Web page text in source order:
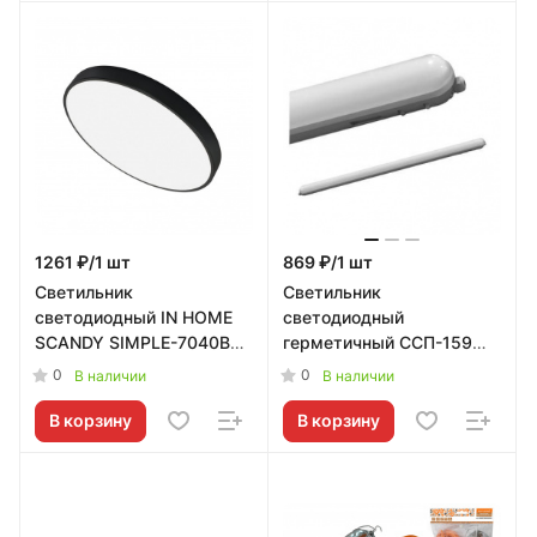
1261 ₽/1 шт
Светильник
светодиодный IN HOME
SCANDY SIMPLE-7040B
70Вт 230В 4000К
черный
0 В наличии
В корзину
869 ₽/1 шт
Светильник
светодиодный
герметичный ССП-159М
36Вт 230В 6500К
нелинкаб.мат IP65 IN
HOME
0 В наличии
В корзину